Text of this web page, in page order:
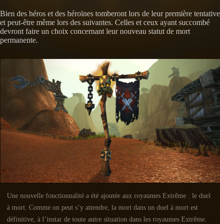
Bien des héros et des héroïnes tomberont lors de leur première tentative
et peut-être même lors des suivantes. Celles et ceux ayant succombé
devront faire un choix concernant leur nouveau statut de mort
permanente.
Une nouvelle fonctionnalité a été ajoutée aux royaumes Extrême : le duel
à mort. Comme on peut s’y attendre, la mort dans un duel à mort est
définitive, à l’instar de toute autre situation dans les royaumes Extrême.